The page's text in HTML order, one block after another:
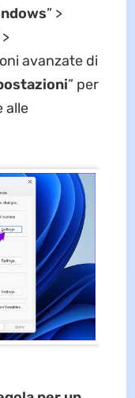
” >
avanzate di
” per
alle